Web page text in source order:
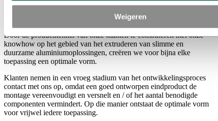
Weigeren
Het draait allemaal om productkennis en knowhow
Door de productkennis van onze klanten te combineren met onze
knowhow op het gebied van het extruderen van slimme en
duurzame aluminiumoplossingen, creëren we voor bijna elke
toepassing een optimale vorm.
Klanten nemen in een vroeg stadium van het ontwikkelingsproces
contact met ons op, omdat een goed ontworpen eindproduct de
montage vereenvoudigt en versnelt en / of het aantal benodigde
componenten vermindert. Op die manier ontstaat de optimale vorm
voor vrijwel iedere toepassing.